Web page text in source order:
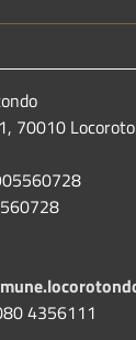
70010
4356111